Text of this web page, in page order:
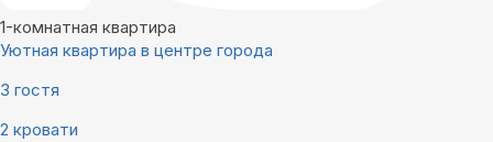
1-комнатная квартира
Уютная квартира в центре города
3 гостя
2 кровати